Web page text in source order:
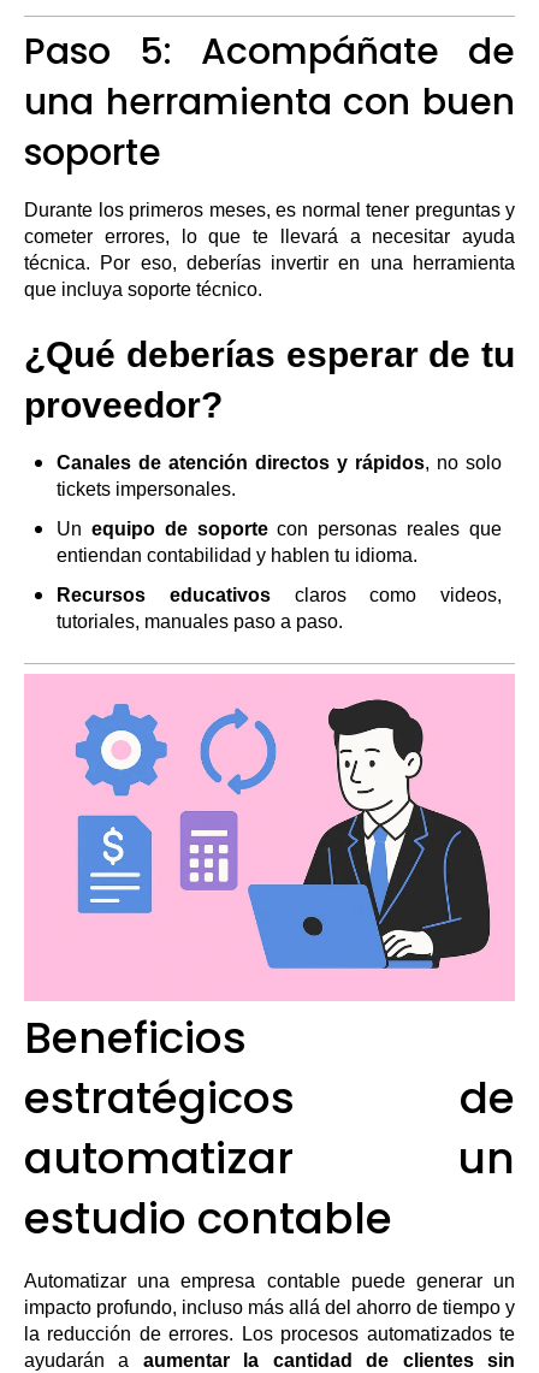
Paso 5: Acompáñate de
una herramienta con buen
soporte
Durante los primeros meses, es normal tener preguntas y
cometer errores, lo que te llevará a necesitar ayuda
técnica. Por eso, deberías invertir en una herramienta
que incluya soporte técnico.
¿Qué deberías esperar de tu
proveedor?
Canales de atención directos y rápidos, no solo
tickets impersonales.
Un equipo de soportecon personas reales que
entiendan contabilidad y hablen tu idioma.
Recursos educativosclaros como videos,
tutoriales, manuales paso a paso.
Beneficios
estratégicos de
automatizar un
estudio contable
Automatizar una empresa contable puede generar un
impacto profundo, incluso más allá del ahorro de tiempo y
la reducción de errores. Los procesos automatizados te
ayudarán a aumentar la cantidad de clientes sin